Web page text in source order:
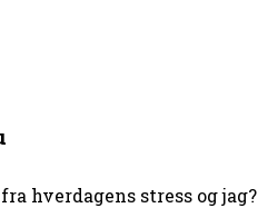
hverdagens stress og jag?